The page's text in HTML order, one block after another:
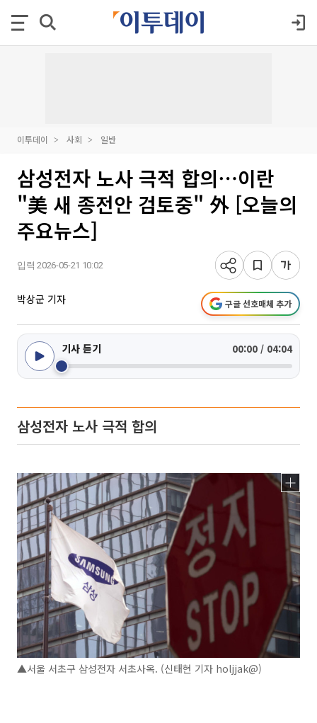
이투데이 사회 일반
삼성전자 노사 극적 합의⋯이란
"美 새 종전안 검토중" 外 [오늘의
주요뉴스]
입력 2026-05-21 10:02
박상군 기자 구글 선호매체 추가
기사 듣기 00:00 / 04:04
삼성전자 노사 극적 합의
▲서울 서초구 삼성전자 서초사옥. (신태현 기자 holjjak@)